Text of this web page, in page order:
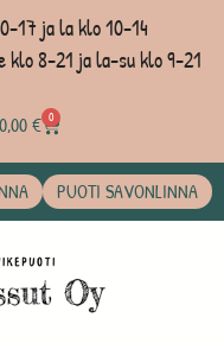
17 ja la klo 10-14
klo 8-21 ja la-su klo 9-21
0,00€ 0
PUOTI SAVONLINNA